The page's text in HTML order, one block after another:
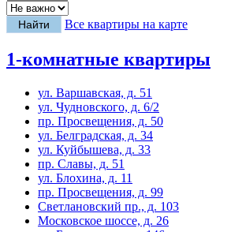
Все квартиры на карте
1-комнатные квартиры
ул. Варшавская, д. 51
ул. Чудновского, д. 6/2
пр. Просвещения, д. 50
ул. Белградская, д. 34
ул. Куйбышева, д. 33
пр. Славы, д. 51
ул. Блохина, д. 11
пр. Просвещения, д. 99
Светлановский пр., д. 103
Московское шоссе, д. 26